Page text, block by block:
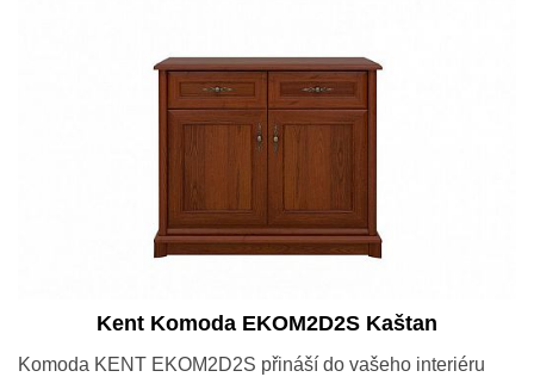
Kent Komoda EKOM2D2S Kaštan
Komoda KENT EKOM2D2S přináší do vašeho interiéru